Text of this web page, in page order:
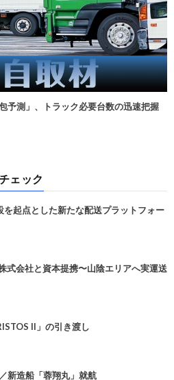
予測」、トラック必要台数の迅速把握
ェック
起点とした新たな配送プラットフォー
会社と資本提携〜山陰エリアへ実運送
II」の引き渡し
新造船「蓉翔丸」就航